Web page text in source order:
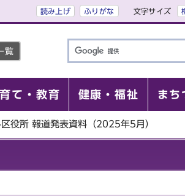
読み上げ ふりがな 文字サイズ
覧
て・教育 健康・福祉 まち
区役所 報道発表資料（2025年5月）